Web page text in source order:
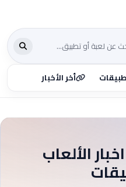
أخر الأخبار
الألعاب